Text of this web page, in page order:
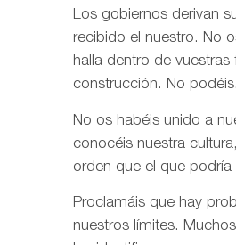
Los gobiernos derivan
recibido el nuestro. No
halla dentro de
construcción. No
No os habéis unido a
conocéis nuestra
orden que el que
Proclamáis que hay
nuestros límites.